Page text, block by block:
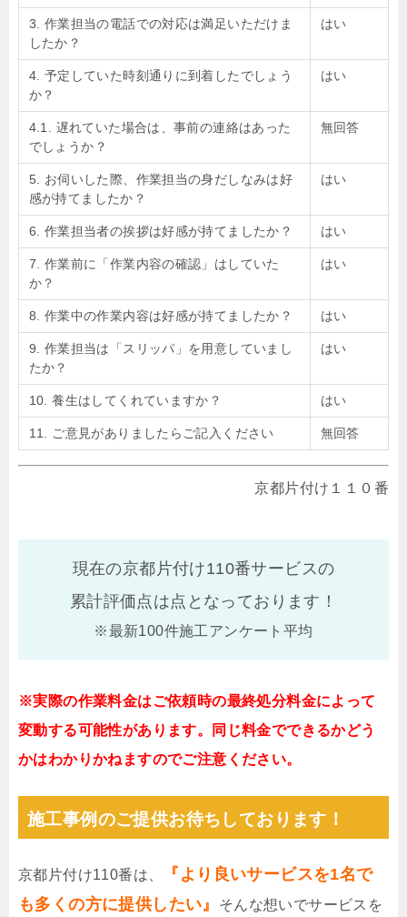
3. 作業担当の電話での対応は満足いただけま
したか？
はい
4. 予定していた時刻通りに到着したでしょう
か？
はい
4.1. 遅れていた場合は、事前の連絡はあった
でしょうか？
無回答
5. お伺いした際、作業担当の身だしなみは好
感が持てましたか？
はい
6. 作業担当者の挨拶は好感が持てましたか？ はい
7. 作業前に「作業内容の確認」はしていた
か？
はい
8. 作業中の作業内容は好感が持てましたか？ はい
9. 作業担当は「スリッパ」を用意していまし
たか？
はい
10. 養生はしてくれていますか？ はい
11. ご意見がありましたらご記入ください 無回答
京都片付け１１０番
現在の京都片付け110番サービスの
累計評価点は点となっております！
※最新100件施工アンケート平均
※実際の作業料金はご依頼時の最終処分料金によって
変動する可能性があります。同じ料金でできるかどう
かはわかりかねますのでご注意ください。
施工事例のご提供お待ちしております！
京都片付け110番は、
『より良いサービスを1名で
も多くの方に提供したい』
そんな想いでサービスを